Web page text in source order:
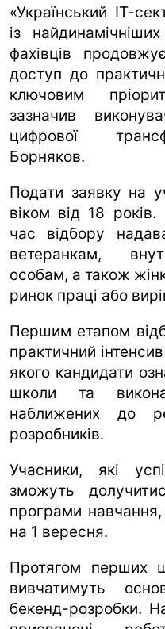
«Український ІТ-
із
фахівців
доступ до
ключовим
зазначив
цифрової
Борняков.
Подати заявку на
віком від 18
час відбору
ветеранкам,
особам, а також
ринок праці або
Першим етапом
практичний
якого кандидати
школи та
наближених до
розробників.
Учасники, які
зможуть
програми
на 1 вересня.
Протягом перших
вивчатимуть
бекенд-розробки.